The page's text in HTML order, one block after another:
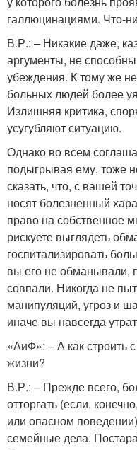
галлюцинациями. Что-
В.Р.: – Никакие даже,
аргументы, не
убеждения. К тому же
больных людей более
Излишняя критика,
усугубляют ситуацию.
Однако во всем
подыгрывая ему, тоже
сказать, что, с вашей
носят болезненный
право на собственное
рискуете выглядеть
госпитализировать
вы его не обманывали,
совпали. Никогда не
манипуляций, угроз и
иначе вы навсегда
«АиФ»: – А как строить
жизни?
В.Р.: – Прежде всего,
отторгать (если,
или опасном
семейные дела.